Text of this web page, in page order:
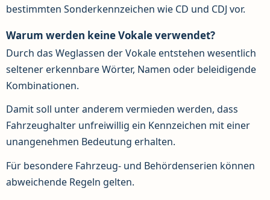
bestimmten Sonderkennzeichen wie CD und CDJ vor.
Warum werden keine Vokale verwendet?
Durch das Weglassen der Vokale entstehen wesentlich
seltener erkennbare Wörter, Namen oder beleidigende
Kombinationen.
Damit soll unter anderem vermieden werden, dass
Fahrzeughalter unfreiwillig ein Kennzeichen mit einer
unangenehmen Bedeutung erhalten.
Für besondere Fahrzeug- und Behördenserien können
abweichende Regeln gelten.